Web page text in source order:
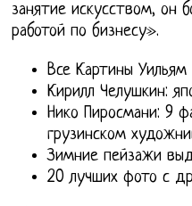
занятие искусством, он
работой по бизнесу».
Все Картины
Кирилл Челушкин:
Нико Пиросмани: 9
грузинском
Зимние пейзажи
20 лучших фото с